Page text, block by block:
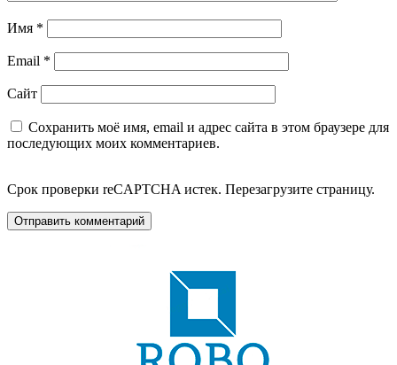
Имя *
Email *
Сайт
Сохранить моё имя, email и адрес сайта в этом браузере для
последующих моих комментариев.
Срок проверки reCAPTCHA истек. Перезагрузите страницу.